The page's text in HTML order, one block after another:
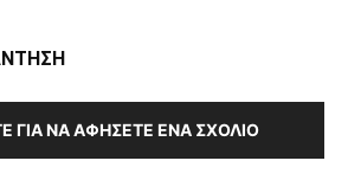
ΓΙΑ ΝΑ ΑΦΉΣΕΤΕ ΈΝΑ ΣΧΌΛΙΟ